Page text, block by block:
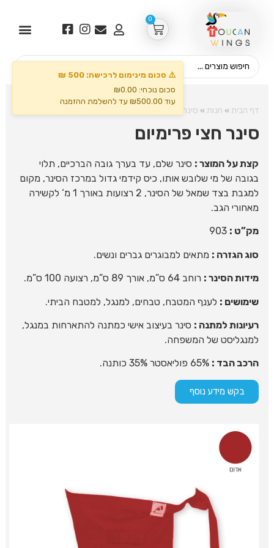
0
דף הבית » חנות » סינרים ולמסעדות
סינר חצי פרימיום
קצת על המוצר : סינר שלם, עד בערך גובה הברכיים, תלוי
בגובה של מי שלובש אותו, כיס קידמי גדול במרכז הסינר, מקום
למגבת בצד שמאל של הסינר, 2 רצועות באורך 1 מ‘ לקשירה
מאחורי הגב.
מק”ט :
סוג הגזרה : מתאים למבוגרים גברים ונשים.
מידות הסינר : רוחב 64 ס”מ, אורך 89 ס”מ, רצועה 100 ס”מ.
שימושים : לענף המטבח, טבחים, למנגל, למטבח הביתי.
רעיונות למתנה : סינר בעיצוב אישי כמתנה להתארחות במנגל,
למנגליסט של המשפחה.
הרכב הבד :
בקש מידע נוסף
⚠️ סכום מינימום לרכישה: 500 ₪
סכום נוכחי: ₪0.00
עוד ₪500.00 עד להשלמת ההזמנה